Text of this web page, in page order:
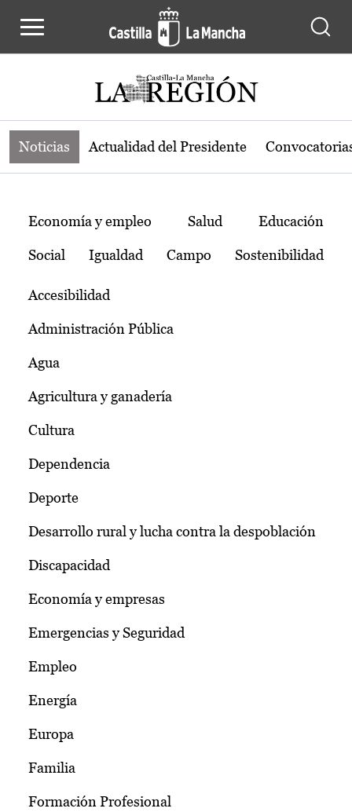
Noticias de la región de Castilla-La
Noticias Actualidad del Presidente
Temas
Economía y empleo Salud Educación
Social Igualdad Campo Sostenibilidad
Accesibilidad
Administración Pública
Agua
Agricultura y ganadería
Cultura
Dependencia
Deporte
Desarrollo rural y lucha contra la despoblación
Discapacidad
Economía y empresas
Emergencias y Seguridad
Empleo
Energía
Europa
Familia
Formación Profesional